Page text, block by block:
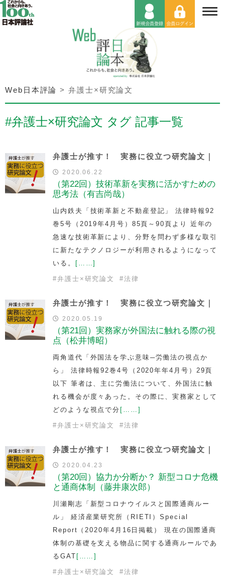
Web日本評論 >弁護士×研究論文
#弁護士×研究論文 タグ 記事一覧
弁護士が推す！ 実務に役立つ研究論文｜
2020.06.22
（第22回）技術革新を実務に活かすための
思考法（有吉尚哉）
山内鉄夫「技術革新と不動産登記」 法律時報92
巻5号（2019年4月号）85頁～90頁より 近年の
急速な技術革新により、分野を問わず多様な取引
に新たなテクノロジーが利用されるようになって
いる。 [……]
#弁護士×研究論文 #法律
弁護士が推す！ 実務に役立つ研究論文｜
2020.05.19
（第21回）実務家が外国法に触れる際の視
点（松井博昭）
両角道代「外国法を学ぶ意味─労働法の視点か
ら」 法律時報92巻4号（2020年年4月号）29頁
以下 筆者は、主に労働法について、外国法に触
れる機会が度々あった。その際に、実務家として
どのような視点で分 [……]
#弁護士×研究論文 #法律
弁護士が推す！ 実務に役立つ研究論文｜
2020.04.23
（第20回）協力か分断か？ 新型コロナ危機
と通商体制（藤井康次郎）
川瀬剛志「新型コロナウイルスと国際通商ルー
ル」 経済産業研究所（RIETI）Special
Report（2020年4月16日掲載） 現在の国際通商
体制の基礎を支える物品に関する通商ルールであ
るGAT [……]
#弁護士×研究論文 #法律